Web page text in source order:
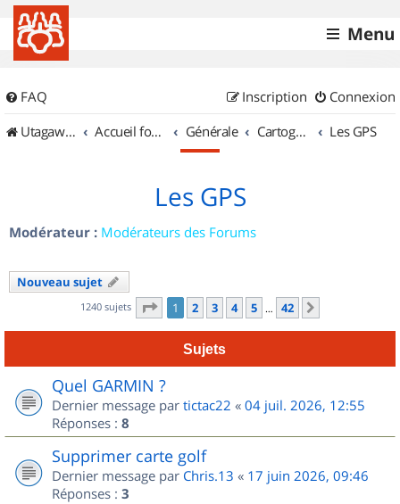
Menu
FAQ Connexion
Inscription
UtagawaVTT (Randos VTT et VTTAE avec traces GPS)
Accueil forum Générale Cartographie et GPS Les GPS
Les GPS
Modérateur : Modérateurs des Forums
Nouveau sujet
1240 sujets Page 1sur
1 2 3 4 5 … 42
Sujets
Quel GARMIN ?
Dernier message par tictac22 « 04 juil. 2026, 12:55
Réponses : 8
Supprimer carte golf
Dernier message par Chris.13 « 17 juin 2026, 09:46
Réponses : 3